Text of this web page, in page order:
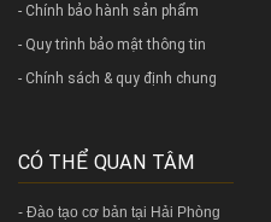
- Chính bảo hành sản phẩm
- Quy trình bảo mật thông tin
- Chính sách & quy định chung
CÓ THỂ QUAN TÂM
- Đào tạo cơ bản tại Hải Phòng